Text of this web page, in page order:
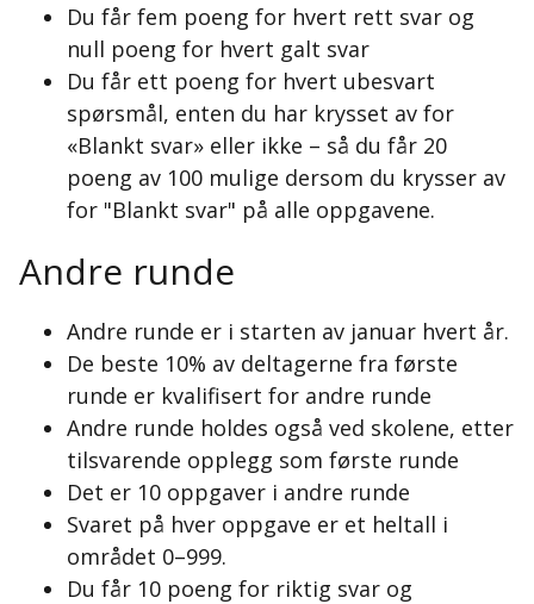
Du får fem poeng for hvert rett svar og
null poeng for hvert galt svar
Du får ett poeng for hvert ubesvart
spørsmål, enten du har krysset av for
«Blankt svar» eller ikke – så du får 20
poeng av 100 mulige dersom du krysser av
for "Blankt svar" på alle oppgavene.
Andre runde
Andre runde er i starten av januar hvert år.
De beste 10% av deltagerne fra første
runde er kvalifisert for andre runde
Andre runde holdes også ved skolene, etter
tilsvarende opplegg som første runde
Det er 10 oppgaver i andre runde
Svaret på hver oppgave er et heltall i
området 0–999.
Du får 10 poeng for riktig svar og